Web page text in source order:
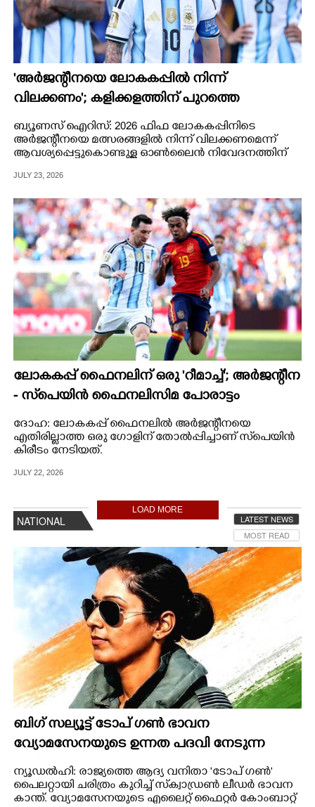
'അർജന്റീനയെ ലോകകപ്പിൽ നിന്ന്
വിലക്കണം'; കളിക്കളത്തിന് പുറത്തെ
എതിരാളികളും നിസാരക്കാരല്ല
ബ്യൂണസ് ഐറിസ്: 2026 ഫിഫ ലോകകപ്പിനിടെ
അർജന്റീനയെ മത്സരങ്ങളിൽ നിന്ന് വിലക്കണമെന്ന്
ആവശ്യപ്പെട്ടുകൊണ്ടുള്ള ഓൺലൈൻ നിവേദനത്തിന്
JULY 23, 2026
ലോകകപ്പ് ഫൈനലിന് ഒരു 'റീമാച്ച്'; അര്‍ജന്റീന
- സ്‌പെയിന്‍ ഫൈനലിസിമ പോരാട്ടം
നവംബറില്‍
ദോഹ: ലോകകപ്പ് ഫൈനലില്‍ അര്‍ജന്റീനയെ
എതിരില്ലാത്ത ഒരു ഗോളിന് തോല്‍പ്പിച്ചാണ് സ്‌പെയിന്‍
കിരീടം നേടിയത്.
JULY 22, 2026
LOAD MORE
NATIONAL
LATEST NEWS
MOST READ
ബിഗ് സല്യൂട്ട് ടോപ് ഗൺ ഭാവന
വ്യോമസേനയുടെ ഉന്നത പദവി നേടുന്ന
വനിത
ന്യൂഡൽഹി: രാജ്യത്തെ ആദ്യ വനിതാ 'ടോപ് ഗൺ"
പൈലറ്റായി ചരിത്രം കുറിച്ച് സ്‌ക്വാഡ്രൺ ലീഡർ ഭാവന
കാന്ത്. വ്യോമസേനയുടെ എലൈറ്റ് ഫൈറ്റർ കോംബാറ്റ്